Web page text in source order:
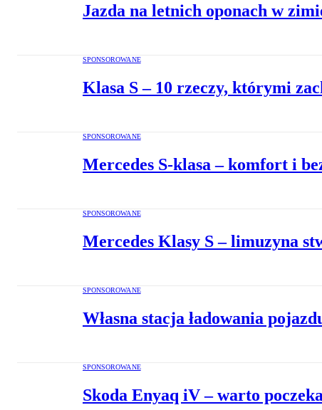
Jazda na letnich oponach w
SPONSOROWANE
Klasa S – 10 rzeczy, którymi
SPONSOROWANE
Mercedes S-klasa – komfort i
SPONSOROWANE
Mercedes Klasy S – limuzyna
SPONSOROWANE
Własna stacja ładowania
SPONSOROWANE
Skoda Enyaq iV – warto